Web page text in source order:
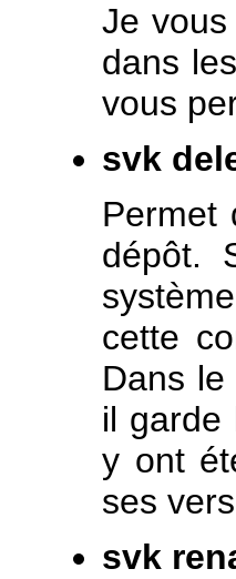
Je
dans
vous
svk
Permet
dépôt.
cette
Dans le
il garde
y ont
ses
svk